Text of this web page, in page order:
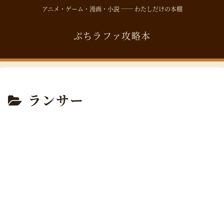
アニメ・ゲーム・漫画・小説 ── わたしだけの本棚
ぷちラファ攻略本
ランサー